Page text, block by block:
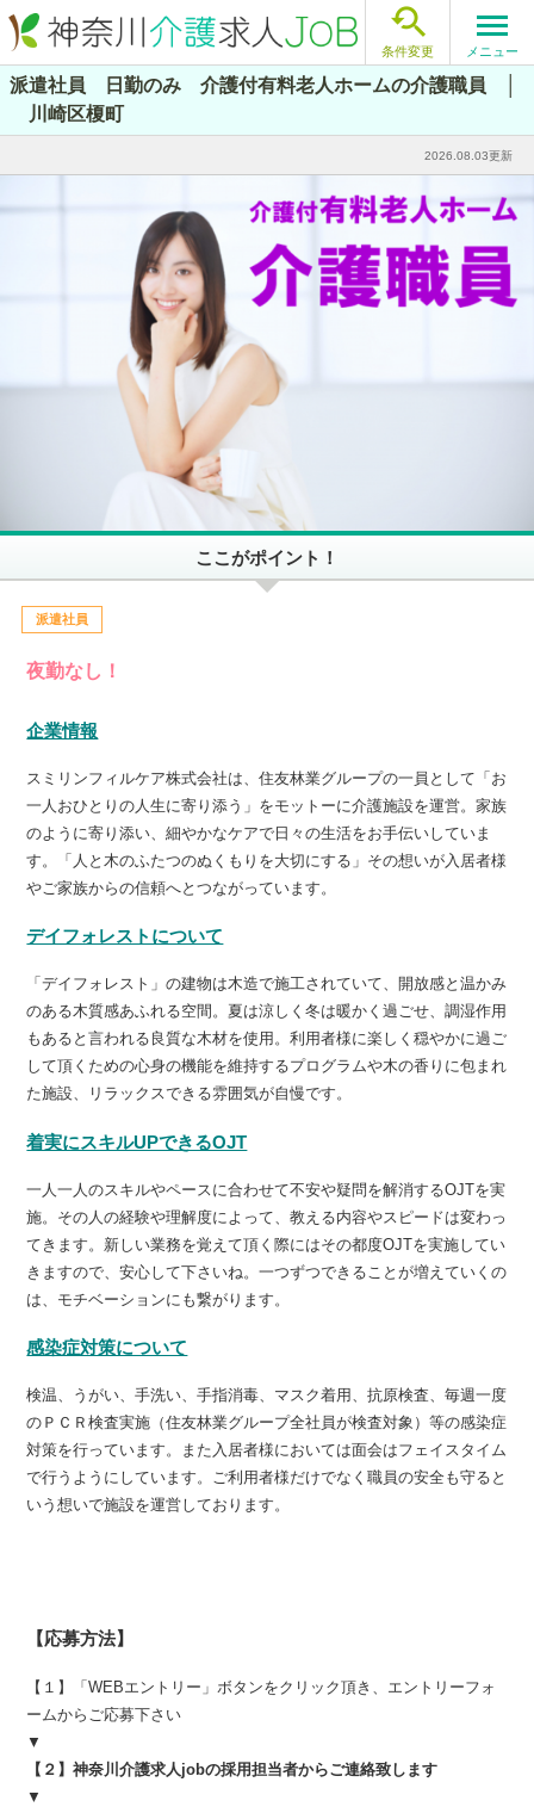

条件変更 メニュー
派遣社員 日勤のみ 介護付有料老人ホームの介護職員 │
川崎区榎町
2026.08.03更新
ここがポイント！
派遣社員
夜勤なし！
企業情報
スミリンフィルケア株式会社は、住友林業グループの一員として「お
一人おひとりの人生に寄り添う」をモットーに介護施設を運営。家族
のように寄り添い、細やかなケアで日々の生活をお手伝いしていま
す。「人と木のふたつのぬくもりを大切にする」その想いが入居者様
やご家族からの信頼へとつながっています。
デイフォレストについて
「デイフォレスト」の建物は木造で施工されていて、開放感と温かみ
のある木質感あふれる空間。夏は涼しく冬は暖かく過ごせ、調湿作用
もあると言われる良質な木材を使用。利用者様に楽しく穏やかに過ご
して頂くための心身の機能を維持するプログラムや木の香りに包まれ
た施設、リラックスできる雰囲気が自慢です。
着実にスキルUPできるOJT
一人一人のスキルやペースに合わせて不安や疑問を解消するOJTを実
施。その人の経験や理解度によって、教える内容やスピードは変わっ
てきます。新しい業務を覚えて頂く際にはその都度OJTを実施してい
きますので、安心して下さいね。一つずつできることが増えていくの
は、モチベーションにも繋がります。
感染症対策について
検温、うがい、手洗い、手指消毒、マスク着用、抗原検査、毎週一度
のＰＣＲ検査実施（住友林業グループ全社員が検査対象）等の感染症
対策を行っています。また入居者様においては面会はフェイスタイム
で行うようにしています。ご利用者様だけでなく職員の安全も守ると
いう想いで施設を運営しております。
【応募方法】
【１】「WEBエントリー」ボタンをクリック頂き、エントリーフォ
ームからご応募下さい
▼
【２】神奈川介護求人jobの採用担当者からご連絡致します
▼